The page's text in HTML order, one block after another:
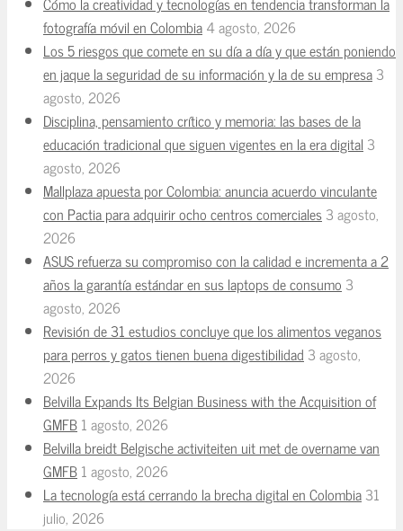
fotografía móvil en Colombia4 agosto, 2026
Los 5 riesgos que comete en su día a día y que están poniendo
en jaque la seguridad de su información y la de su empresa3
agosto, 2026
Disciplina, pensamiento crítico y memoria: las bases de la
educación tradicional que siguen vigentes en la era digital 3
agosto, 2026
Mallplaza apuesta por Colombia: anuncia acuerdo vinculante
con Pactia para adquirir ocho centros comerciales3 agosto,
2026
ASUS refuerza su compromiso con la calidad e incrementa a 2
años la garantía estándar en sus laptops de consumo 3
agosto, 2026
Revisión de 31 estudios concluye que los alimentos veganos
para perros y gatos tienen buena digestibilidad 3 agosto,
2026
Belvilla Expands Its Belgian Business with the Acquisition of
GMFB1 agosto, 2026
Belvilla breidt Belgische activiteiten uit met de overname van
GMFB1 agosto, 2026
La tecnología está cerrando la brecha digital en Colombia31
julio, 2026